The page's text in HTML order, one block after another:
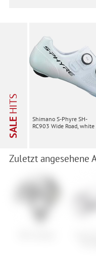
SALE
HITS
Shimano S-Phyre SH-
RC903 Wide Road, white
Zuletzt angesehene